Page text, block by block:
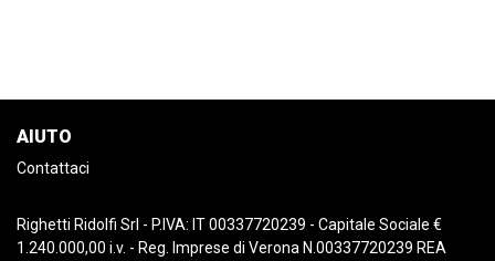
AIUTO
Contattaci
Righetti Ridolfi Srl - P.IVA: IT 00337720239 - Capitale Sociale €
1.240.000,00 i.v. - Reg. Imprese di Verona N.00337720239 REA